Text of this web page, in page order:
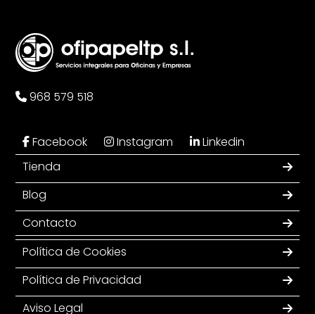
968 579 518
Facebook Instagram
Linkedin
Tienda
Blog
Contacto
Política de Cookies
Política de Privacidad
Aviso Legal